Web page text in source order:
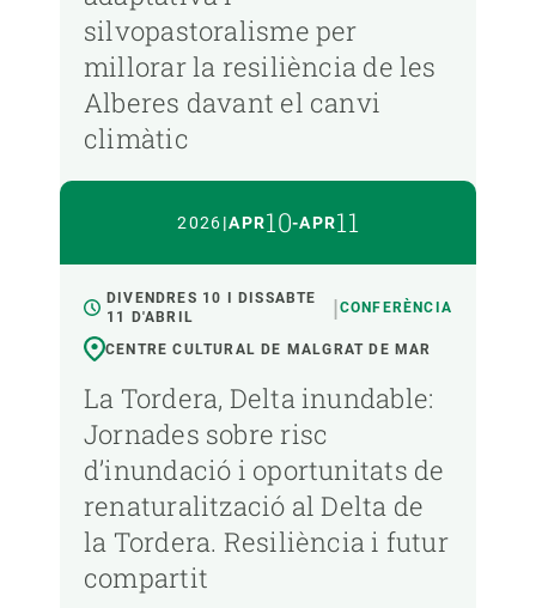
silvopastoralisme per
millorar la resiliència de les
Alberes davant el canvi
climàtic
2026|APR10-APR11
DIVENDRES 10 I DISSABTE
11 D'ABRIL
CONFERÈNCIA
CENTRE CULTURAL DE MALGRAT DE MAR
La Tordera, Delta inundable:
Jornades sobre risc
d’inundació i oportunitats de
renaturalització al Delta de
la Tordera. Resiliència i futur
compartit